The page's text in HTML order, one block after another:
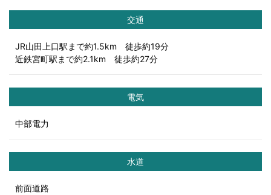
交通
JR山田上口駅まで約1.5km 徒歩約19分
近鉄宮町駅まで約2.1km 徒歩約27分
電気
中部電力
水道
前面道路